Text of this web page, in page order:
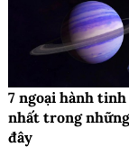
7 ngoại hành
nhất trong
đây